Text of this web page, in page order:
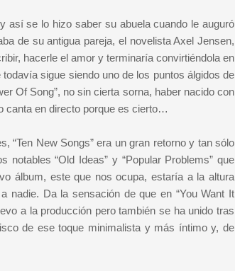
así se lo hizo saber su abuela cuando le auguró
de su antigua pareja, el novelista Axel Jensen,
hacerle el amor y terminaría convirtiéndola en
sigue siendo uno de los puntos álgidos de
Of Song”, no sin cierta sorna, haber nacido con
canta en directo porque es cierto…
“Ten New Songs” era un gran retorno y tan sólo
“Old Ideas” y “Popular Problems” que
álbum, este que nos ocupa, estaría a la altura
nadie. Da la sensación de que en “You Want It
a la producción pero también se ha unido tras
de ese toque minimalista y más íntimo y, de